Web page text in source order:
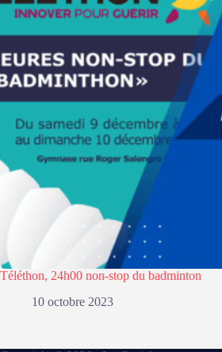
Téléthon, 24h00 non-stop du badminton
10 octobre 2023